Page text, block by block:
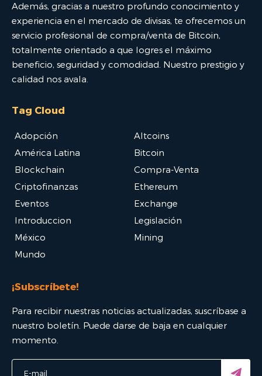
Además, gracias a nuestro profundo conocimiento y
experiencia en el mercado de divisas, te ofrecemos un
servicio profesional de compra/venta de Bitcoin,
totalmente orientado a que logres el máximo
beneficio, seguridad y comodidad. Nuestro prestigio y
calidad nos avala.
Tag Cloud
Adopción
Altcoins
América Latina
Bitcoin
Blockchain
Compra-Venta
Criptofinanzas
Ethereum
Eventos
Exchange
Introduccion
Legislación
México
Mining
Mundo
¡Subscríbete!
Para recibir nuestras noticias actualizadas, suscríbase a
nuestro boletín. Puede darse de baja en cualquier
momento.